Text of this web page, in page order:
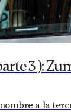
3 ):
a la